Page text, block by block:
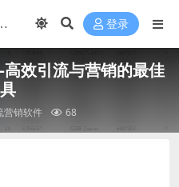
登录
效引流与营销的最佳
营销软件 68